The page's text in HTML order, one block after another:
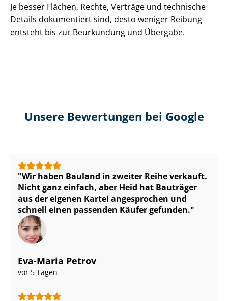
Je besser Flächen, Rechte, Verträge und technische
Details dokumentiert sind, desto weniger Reibung
entsteht bis zur Beurkundung und Übergabe.
Unsere Bewertungen bei Google
Wir haben Bauland in zweiter Reihe verkauft.
Nicht ganz einfach, aber Heid hat Bauträger
aus der eigenen Kartei angesprochen und
schnell einen passenden Käufer gefunden.
Eva-Maria Petrov
vor 5 Tagen